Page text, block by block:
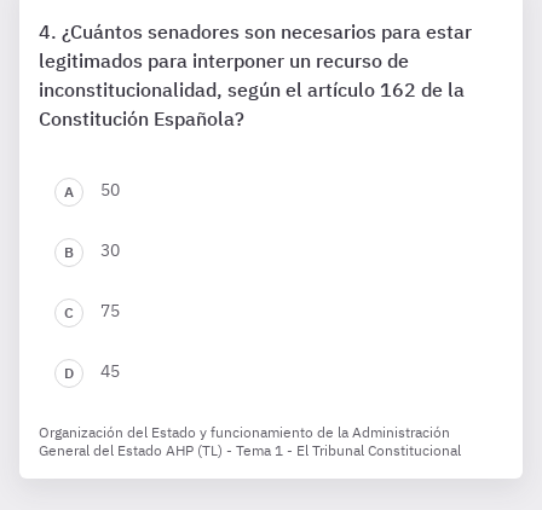
¿Cuántos senadores son necesarios para estar
legitimados para interponer un recurso de
inconstitucionalidad, según el artículo 162 de la
Constitución Española?
50
30
75
45
Organización del Estado y funcionamiento de la Administración
General del Estado AHP (TL) - Tema 1 - El Tribunal Constitucional